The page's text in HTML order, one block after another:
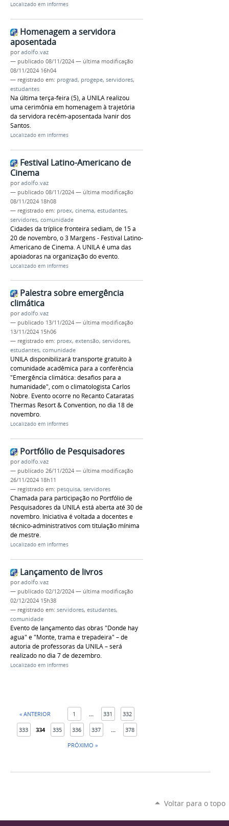
Localizado em Informes
Homenagem a servidora
aposentada
poradolfo.vaz
— publicado 08/11/2024 — última modificação
08/11/2024 16h04
— registrado em: prograd, progepe, servidores,
estudantes
Na última terça-feira (5), a UNILA realizou
uma cerimônia em homenagem à trajetória
da servidora recém-aposentada Ivanir dos
Santos.
Localizado em Informes
Festival Latino-Americano de
Cinema
poradolfo.vaz
— publicado 08/11/2024 — última modificação
08/11/2024 18h08
— registrado em: proex, cinema, estudantes,
servidores, comunidade
Cidades da tríplice fronteira sediam, de 15 a
20 de novembro, o 3 Margens - Festival Latino-
Americano de Cinema. A UNILA é uma das
apoiadoras na organização do evento.
Localizado em Informes
Palestra sobre emergência
climática
poradolfo.vaz
— publicado 13/11/2024 — última modificação
13/11/2024 15h06
— registrado em: proex, extensão, servidores,
estudantes, comunidade
UNILA disponibilizará transporte gratuito à
comunidade acadêmica para a conferência
"Emergência climática: desafios para a
humanidade", com o climatologista Carlos
Nobre. Evento ocorre no Recanto Cataratas
Thermas Resort & Convention, no dia 18 de
novembro.
Localizado em Informes
Portfólio de Pesquisadores
poradolfo.vaz
— publicado 26/11/2024 — última modificação
26/11/2024 18h11
— registrado em: pesquisa, servidores
Chamada para participação no Portfólio de
Pesquisadores da UNILA está aberta até 30 de
novembro. Iniciativa é voltada a docentes e
técnico-administrativos com titulação mínima
de mestre.
Localizado em Informes
Lançamento de livros
poradolfo.vaz
— publicado 02/12/2024 — última modificação
02/12/2024 15h38
— registrado em: servidores, estudantes,
comunidade
Evento de lançamento das obras "Donde hay
agua" e "Monte, trama e trepadeira" – de
autoria de professoras da UNILA – será
realizado no dia 7 de dezembro.
Localizado em Informes
« ANTERIOR 1 331 332
333 334 335 336 337
378
PRÓXIMO »
Voltar para o topo